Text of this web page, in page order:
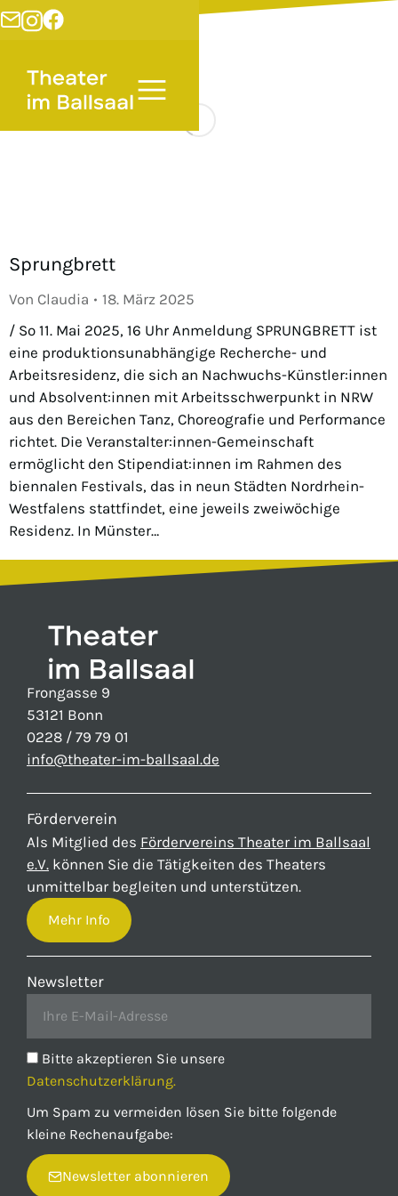
Sprungbrett
Von Claudia
18. März 2025
/ So 11. Mai 2025, 16 Uhr Anmeldung SPRUNGBRETT ist
eine produktionsunabhängige Recherche- und
Arbeitsresidenz, die sich an Nachwuchs-Künstler:innen
und Absolvent:innen mit Arbeitsschwerpunkt in NRW
aus den Bereichen Tanz, Choreografie und Performance
richtet. Die Veranstalter:innen-Gemeinschaft
ermöglicht den Stipendiat:innen im Rahmen des
biennalen Festivals, das in neun Städten Nordrhein-
Westfalens stattfindet, eine jeweils zweiwöchige
Residenz. In Münster…
Frongasse 9
53121 Bonn
0228 / 79 79 01
info@theater-im-ballsaal.de
Förderverein
Als Mitglied des Fördervereins Theater im Ballsaal
e.V. können Sie die Tätigkeiten des Theaters
unmittelbar begleiten und unterstützen.
Mehr Info
Newsletter
Bitte akzeptieren Sie unsere
Datenschutzerklärung.
Um Spam zu vermeiden lösen Sie bitte folgende
kleine Rechenaufgabe:
Newsletter abonnieren